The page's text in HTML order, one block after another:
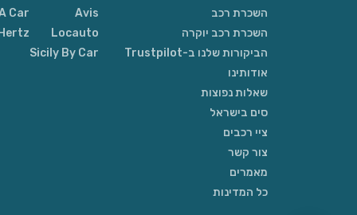
השכרת רכב
השכרת רכב יוקרה
הביקורות שלנו ב-Trustpilot
אודותינו
שאלות נפוצות
סים בישראל
ציי רכבים
צור קשר
מאמרים
כל המדינות
Avis
Locauto
Sicily By Car
Car
Hertz